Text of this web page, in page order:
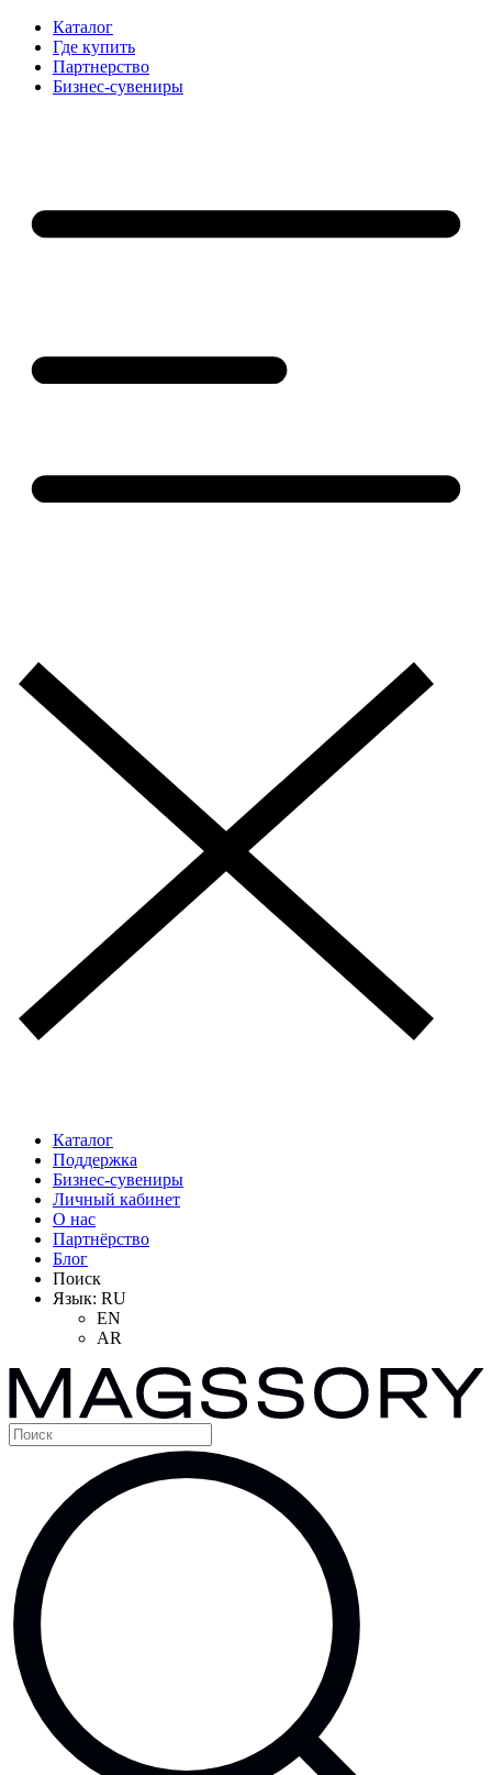
Каталог
Где купить
Партнерство
Бизнес-сувениры
Каталог
Поддержка
Бизнес-сувениры
Личный кабинет
О нас
Партнёрство
Блог
Поиск
Язык: RU
EN
AR